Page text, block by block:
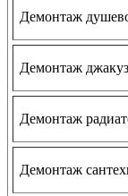
Демонтаж
Демонтаж
Демонтаж
Демонтаж